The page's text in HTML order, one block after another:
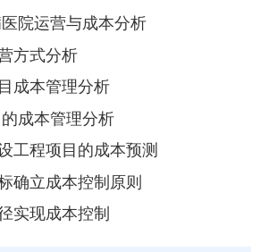
院运营与成本分析
方式分析
成本管理分析
成本管理分析
工程项目的成本预测
确立成本控制原则
实现成本控制